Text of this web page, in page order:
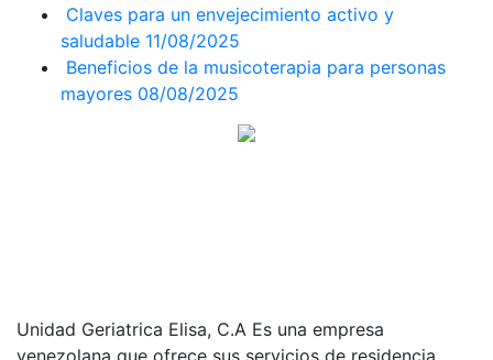
Claves para un envejecimiento activo y
saludable 11/08/2025
Beneficios de la musicoterapia para personas
mayores 08/08/2025
Unidad Geriatrica Elisa, C.A Es una empresa
venezolana que ofrece sus servicios de residencia